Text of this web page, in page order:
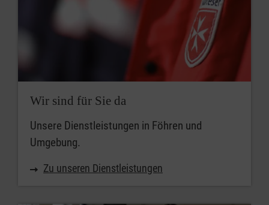
Wir sind für Sie da
Unsere Dienstleistungen in Föhren und
Umgebung.
Zu unseren Dienstleistungen